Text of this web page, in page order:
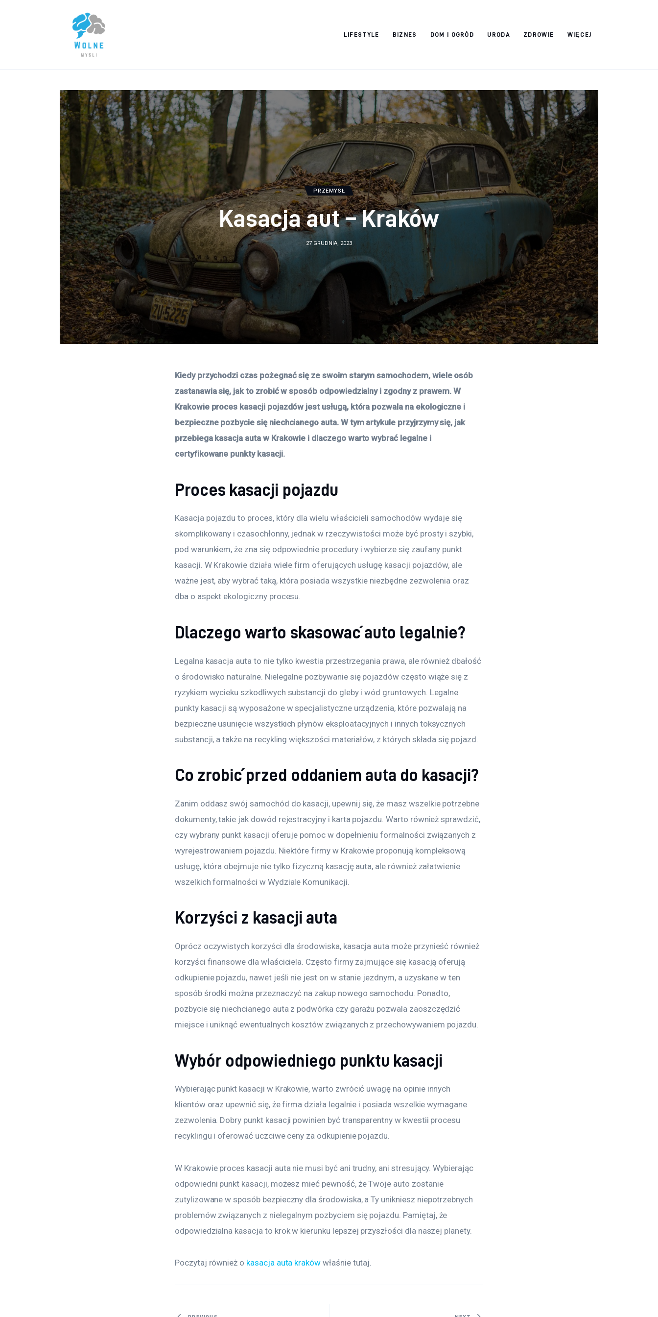
LIFESTYLE BIZNES DOM I OGRÓD URODA ZDROWIE WIĘCEJ
Vacation Dreams
PRZEMYSŁ
Kasacja aut – Kraków
27 GRUDNIA, 2023
Kiedy przychodzi czas pożegnać się ze swoim starym samochodem, wiele osób
zastanawia się, jak to zrobić w sposób odpowiedzialny i zgodny z prawem. W
Krakowie proces kasacji pojazdów jest usługą, która pozwala na ekologiczne i
bezpieczne pozbycie się niechcianego auta. W tym artykule przyjrzymy się, jak
przebiega kasacja auta w Krakowie i dlaczego warto wybrać legalne i
certyfikowane punkty kasacji.
Proces kasacji pojazdu
Kasacja pojazdu to proces, który dla wielu właścicieli samochodów wydaje się
skomplikowany i czasochłonny, jednak w rzeczywistości może być prosty i szybki,
pod warunkiem, że zna się odpowiednie procedury i wybierze się zaufany punkt
kasacji. W Krakowie działa wiele firm oferujących usługę kasacji pojazdów, ale
ważne jest, aby wybrać taką, która posiada wszystkie niezbędne zezwolenia oraz
dba o aspekt ekologiczny procesu.
Dlaczego warto skasować auto legalnie?
Legalna kasacja auta to nie tylko kwestia przestrzegania prawa, ale również dbałość
o środowisko naturalne. Nielegalne pozbywanie się pojazdów często wiąże się z
ryzykiem wycieku szkodliwych substancji do gleby i wód gruntowych. Legalne
punkty kasacji są wyposażone w specjalistyczne urządzenia, które pozwalają na
bezpieczne usunięcie wszystkich płynów eksploatacyjnych i innych toksycznych
substancji, a także na recykling większości materiałów, z których składa się pojazd.
Co zrobić przed oddaniem auta do kasacji?
Zanim oddasz swój samochód do kasacji, upewnij się, że masz wszelkie potrzebne
dokumenty, takie jak dowód rejestracyjny i karta pojazdu. Warto również sprawdzić,
czy wybrany punkt kasacji oferuje pomoc w dopełnieniu formalności związanych z
wyrejestrowaniem pojazdu. Niektóre firmy w Krakowie proponują kompleksową
usługę, która obejmuje nie tylko fizyczną kasację auta, ale również załatwienie
wszelkich formalności w Wydziale Komunikacji.
Korzyści z kasacji auta
Oprócz oczywistych korzyści dla środowiska, kasacja auta może przynieść również
korzyści finansowe dla właściciela. Często firmy zajmujące się kasacją oferują
odkupienie pojazdu, nawet jeśli nie jest on w stanie jezdnym, a uzyskane w ten
sposób środki można przeznaczyć na zakup nowego samochodu. Ponadto,
pozbycie się niechcianego auta z podwórka czy garażu pozwala zaoszczędzić
miejsce i uniknąć ewentualnych kosztów związanych z przechowywaniem pojazdu.
Wybór odpowiedniego punktu kasacji
Wybierając punkt kasacji w Krakowie, warto zwrócić uwagę na opinie innych
klientów oraz upewnić się, że firma działa legalnie i posiada wszelkie wymagane
zezwolenia. Dobry punkt kasacji powinien być transparentny w kwestii procesu
recyklingu i oferować uczciwe ceny za odkupienie pojazdu.
W Krakowie proces kasacji auta nie musi być ani trudny, ani stresujący. Wybierając
odpowiedni punkt kasacji, możesz mieć pewność, że Twoje auto zostanie
zutylizowane w sposób bezpieczny dla środowiska, a Ty unikniesz niepotrzebnych
problemów związanych z nielegalnym pozbyciem się pojazdu. Pamiętaj, że
odpowiedzialna kasacja to krok w kierunku lepszej przyszłości dla naszej planety.
Poczytaj również o kasacja auta kraków właśnie tutaj.